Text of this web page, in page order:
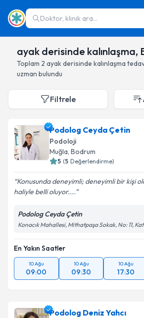
Doktor, klinik ara...
ayak derisinde kalınlaşma,
Toplam 2 ayak derisinde kalınlaşma
uzman bulundu
Filtrele
Podolog Ceyda Çetin
Podoloji
Muğla, Bodrum
5 (5 Değerlendirme)
Konusunda deneyimli; deneyimli bir kişi
haliyle belli oluyor....
Podolog Ceyda Çetin
Konacık Mahallesi, Mithatpaşa Sokak, No: 11,
En Yakın Saatler
10 Ağu
09:00
10 Ağu
09:30
10 Ağu
17:30
Podolog Deniz Yahcı